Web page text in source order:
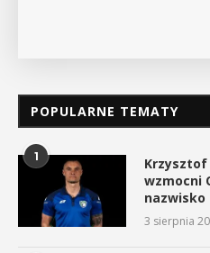
POPULARNE TEMATY
1
Krzysztof
wzmocni
nazwisko
3 sierpnia